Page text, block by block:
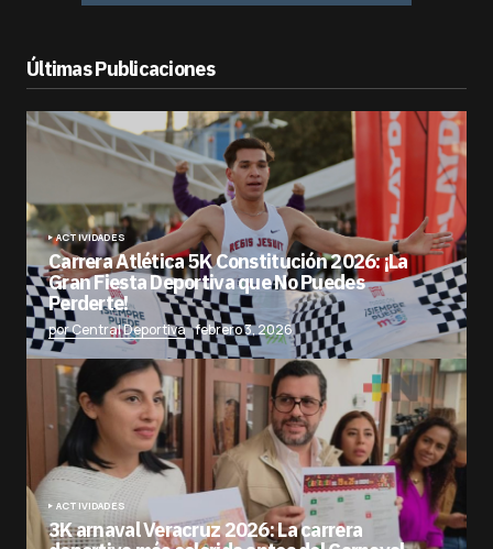
Últimas Publicaciones
ACTIVIDADES
Carrera Atlética 5K Constitución 2026: ¡La
Gran Fiesta Deportiva que No Puedes
Perderte!
por Central Deportiva febrero 3, 2026
ACTIVIDADES
3K arnaval Veracruz 2026: La carrera